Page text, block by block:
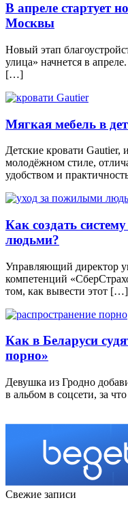
В апреле стартует
Москвы
Новый этап
улица» начнется в
[…]
Мягкая мебель в
Детские кровати Gautier,
молодёжном стиле,
удобством и
Как создать
людьми?
Управляющий директор
компетенций
том, как вывести этот […]
Как в Беларуси
порно»
Девушка из Гродно
в альбом в соцсети, за
Свежие записи